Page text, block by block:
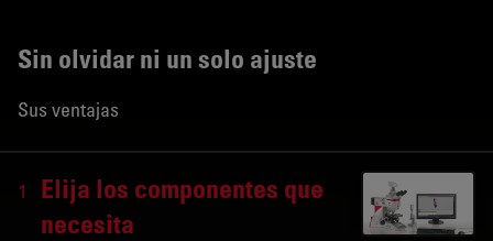
Sin olvidar ni un solo ajuste
Sus ventajas
1
Elija los componentes que
necesita